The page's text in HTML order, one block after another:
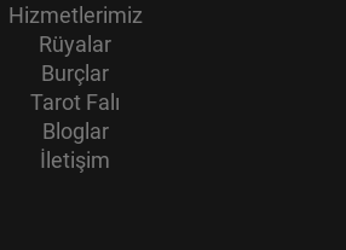
Hizmetlerimiz
Rüyalar
Burçlar
Tarot Falı
Bloglar
İletişim